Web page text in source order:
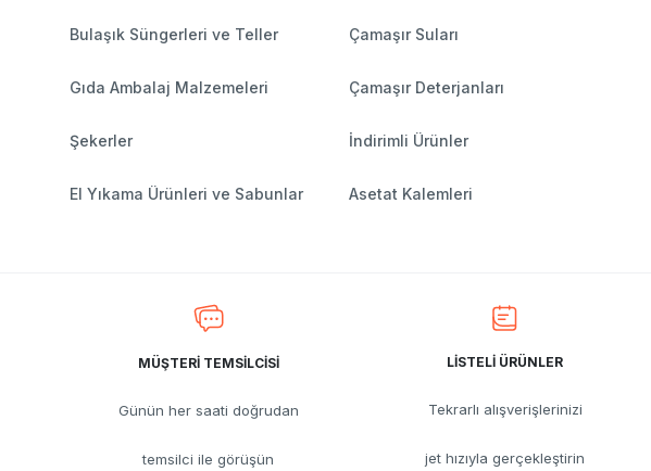
Bulaşık Süngerleri ve Teller Çamaşır Suları
Gıda Ambalaj Malzemeleri Çamaşır Deterjanları
Şekerler İndirimli Ürünler
El Yıkama Ürünleri ve Sabunlar Asetat Kalemleri
MÜŞTERİ TEMSİLCİSİ
Günün her saati doğrudan
temsilci ile görüşün
LİSTELİ ÜRÜNLER
Tekrarlı alışverişlerinizi
jet hızıyla gerçekleştirin